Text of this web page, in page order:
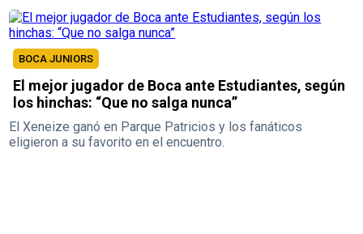
BOCA JUNIORS
El mejor jugador de Boca ante Estudiantes, según
los hinchas: “Que no salga nunca”
El Xeneize ganó en Parque Patricios y los fanáticos
eligieron a su favorito en el encuentro.